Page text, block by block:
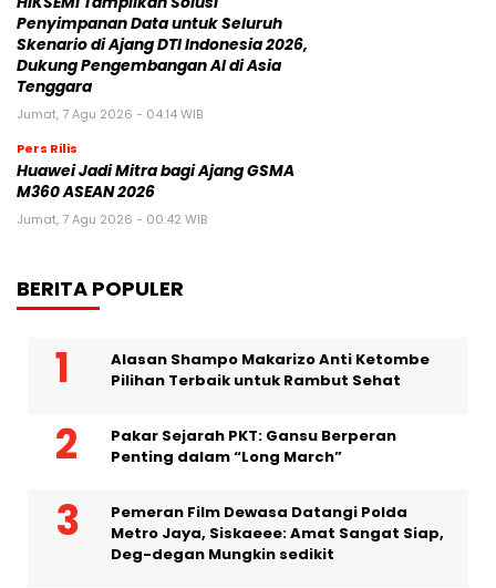
MEMBANGUN PLATFORM MEREK MEWAH ITALIA BARU
Jumat, 7 Agu 2026 - 09:32 WIB
Pers Rilis
HIKSEMI Tampilkan Solusi
Penyimpanan Data untuk Seluruh
Skenario di Ajang DTI Indonesia 2026,
Dukung Pengembangan AI di Asia
Tenggara
M360 ASEAN 2026
Jumat, 7 Agu 2026 - 00:42 WIB
BERITA POPULER
Alasan Shampo Makarizo Anti Ketombe
Pakar Sejarah PKT: Gansu Berperan
Penting dalam “Long March”